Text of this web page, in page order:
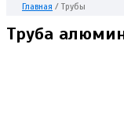
Главная / Трубы
Труба